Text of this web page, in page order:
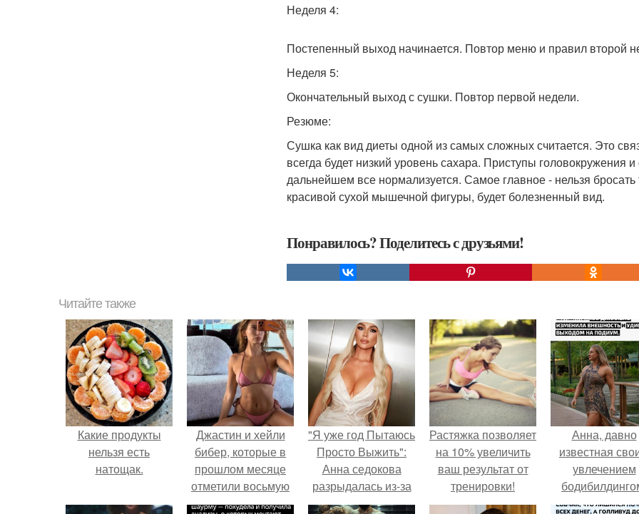
Неделя 4:
Постепенный выход начинается. Повтор меню и правил второй
Неделя 5:
Окончательный выход с сушки. Повтор первой недели.
Резюме:
Сушка как вид диеты одной из самых сложных считается. Это
всегда будет низкий уровень сахара. Приступы
дальнейшем все нормализуется. Самое главное - нельзя
красивой сухой мышечной фигуры, будет болезненный вид.
Понравилось? Поделитесь с друзьями!
Читайте также
Какие продукты
нельзя есть
натощак.
Джастин и хейли
бибер, которые в
прошлом месяце
отметили восьмую
годовщину
"Я уже год Пытаюсь
Просто Выжить":
Анна седокова
разрыдалась из-за
жесткой травли и
Растяжка позволяет
на 10% увеличить
ваш результат от
тренировки!
Анна, давно
известная
увлечением
впервые